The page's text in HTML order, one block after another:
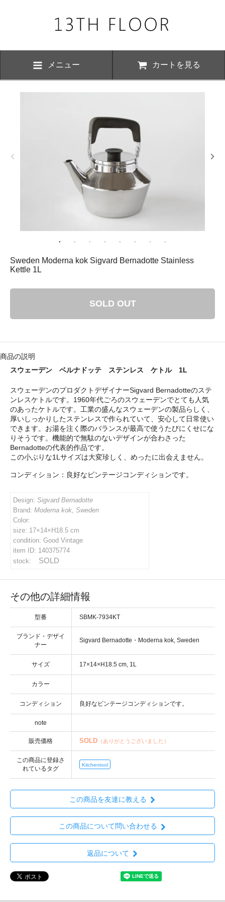
メニュー カートを見る
Sweden Moderna kok Sigvard Bernadotte Stainless
Kettle 1L
SOLD OUT
商品の説明
スウェーデンのプロダクトデザイナーSigvard Bernadotteのステ
ンレスケトルです。1960年代ごろのスウェーデンでとても人気
のあったケトルです。工業の盛んなスウェーデンの製品らしく、
厚いしっかりしたステンレスで作られていて、安心して日常使い
できます。お湯を注く際のバランスが最高で使うたびにくせにな
りそうです。機能的で無駄のないデザインが合わさった
Bernadotteの代表的作品です。
この小ぶりな1Lサイズは大変珍しく、めったに出会えません。
コンディション：
Design: Sigvard Bernadotte
Brand: Moderna kok, Sweden
Color:
size: 17×14×H18.5 cm
condition: Good Vintage
item ID: 140375774
stock:
SOLD
その他の詳細情報
型番 SBMK-7934KT
ブランド・デザイ
ナー
・
サイズ
カラー
コンディション
note
販売価格 SOLD （ありがとうございました）
この商品に登録さ
れているタグ
Kitchentool
この商品を友達に教える
この商品について問い合わせる
返品について
下記の期間につきまして夏季休業とさせていただきます。 期間中は
ただけますが、ご対応が8月17日以降にさせていただく場合がござい
かけ致しますが、何卒ご了承くださいますよう お願い申し上げます
平成29年8月11日（金）－ 8月16日（水）
ファブリック
アート・カルチャー
・配送について
シーポリシー
マガジン
カウント
合わせ